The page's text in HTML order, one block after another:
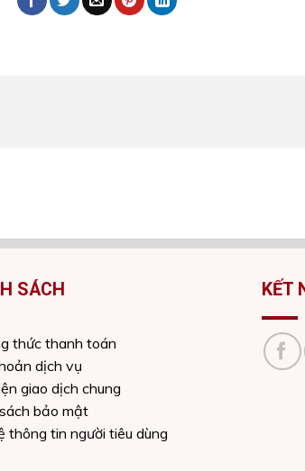
SÁCH
thức thanh toán
dịch vụ
giao dịch chung
bảo mật
thông tin người tiêu dùng
KẾT